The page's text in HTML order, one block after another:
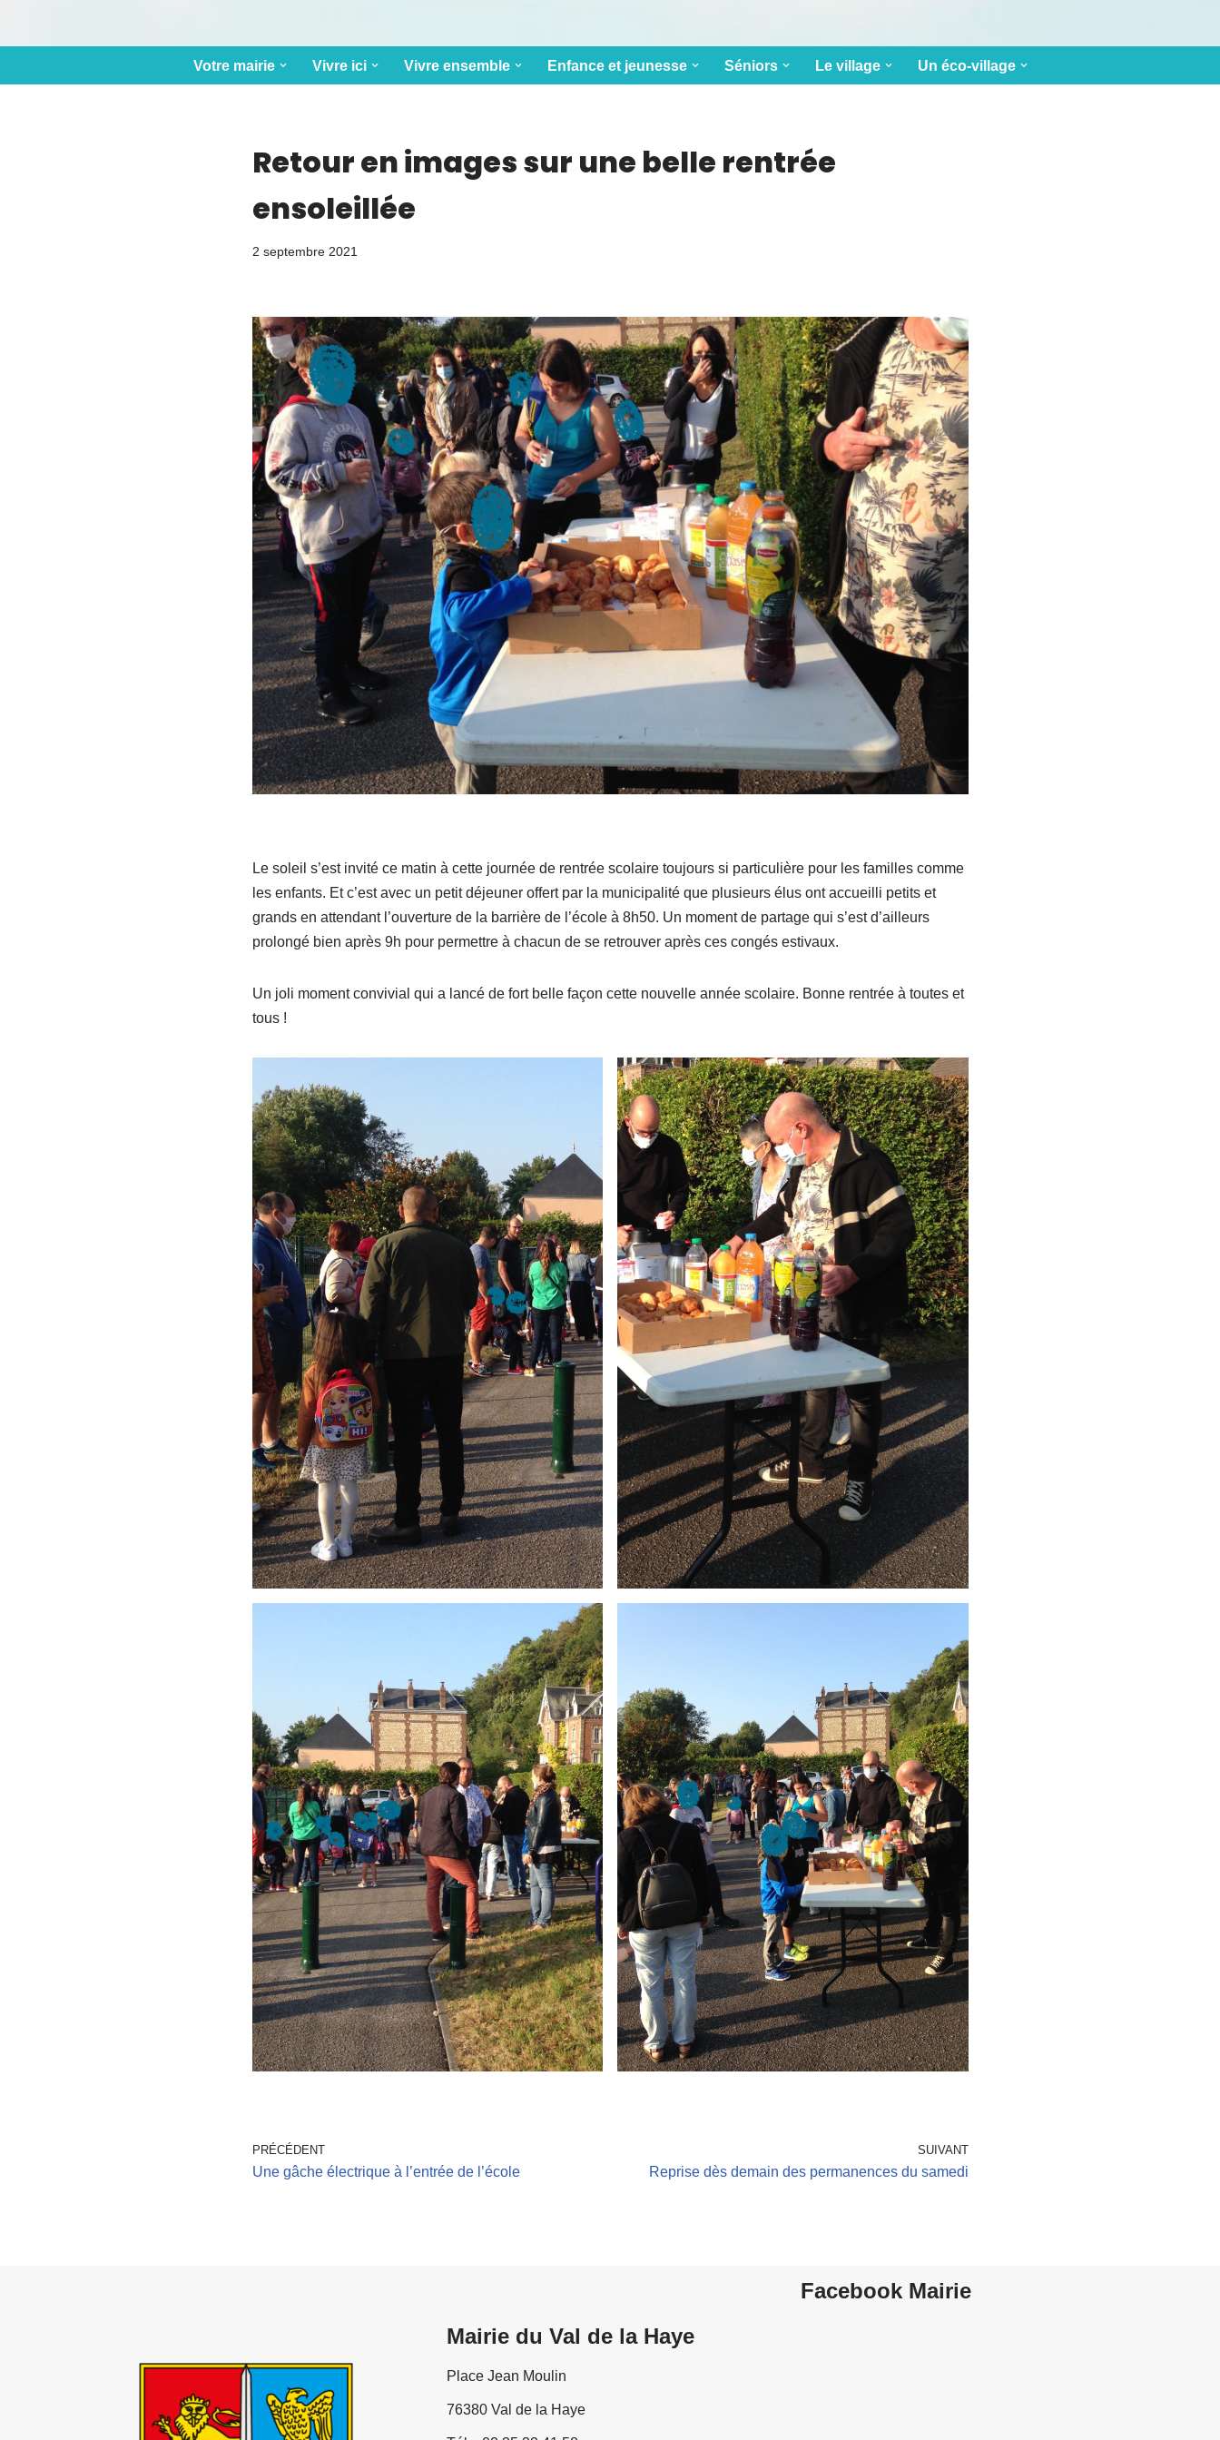
Votre mairie Vivre ici Vivre ensemble Enfance et jeunesse Séniors Le village Un éco-village
Retour en images sur une belle rentrée
ensoleillée
2 septembre 2021
Le soleil s’est invité ce matin à cette journée de rentrée scolaire toujours si particulière pour les familles comme
les enfants. Et c’est avec un petit déjeuner offert par la municipalité que plusieurs élus ont accueilli petits et
grands en attendant l’ouverture de la barrière de l’école à 8h50. Un moment de partage qui s’est d’ailleurs
prolongé bien après 9h pour permettre à chacun de se retrouver après ces congés estivaux.
Un joli moment convivial qui a lancé de fort belle façon cette nouvelle année scolaire. Bonne rentrée à toutes et
tous !
PRÉCÉDENT
Une gâche électrique à l’entrée de l’école
SUIVANT
Reprise dès demain des permanences du samedi
Mairie du Val de la Haye
Place Jean Moulin
76380 Val de la Haye
Facebook Mairie